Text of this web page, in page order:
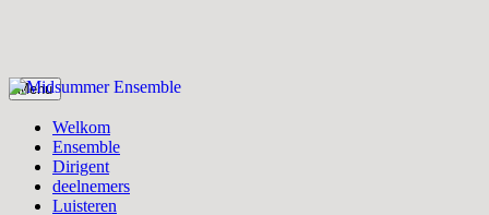
Skip
to
content
Midsummer Ensemble
Menu
Welkom
Ensemble
Dirigent
deelnemers
Luisteren